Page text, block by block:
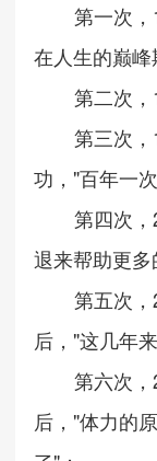
第一次，
在人生的巅峰
第二次，
第三次，
功， "百年一
第四次，
退来帮助更
第五次，
后， "这几年
第六次，
后， "体力的